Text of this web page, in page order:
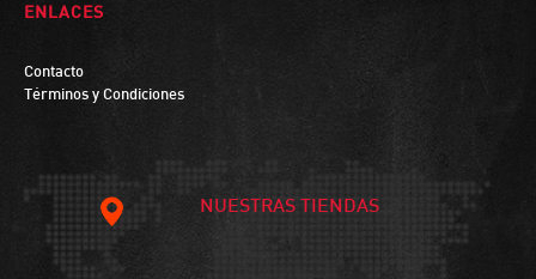
ENLACES
Contacto
Términos y Condiciones
NUESTRAS TIENDAS